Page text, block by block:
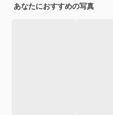
あなたにおすすめの写真